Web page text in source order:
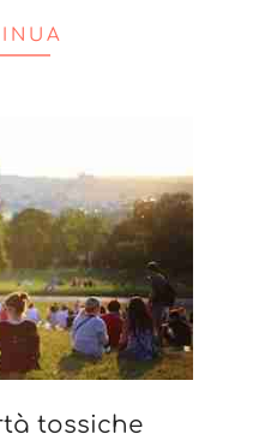
tossiche